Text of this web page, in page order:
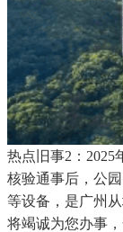
热点旧事2：2025
核验通事后，公
等设备，是广州
将竭诚为您办事